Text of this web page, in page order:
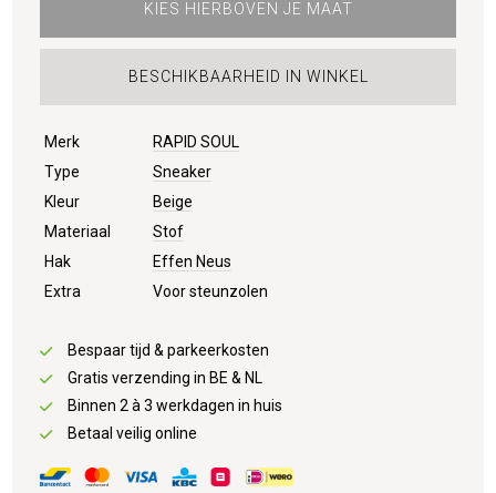
KIES HIERBOVEN JE MAAT
BESCHIKBAARHEID IN WINKEL
Merk
RAPID SOUL
Type
Sneaker
Kleur
Beige
Materiaal
Stof
Hak
Effen Neus
Extra
Voor steunzolen
Bespaar tijd & parkeerkosten
Gratis verzending in BE & NL
Binnen 2 à 3 werkdagen in huis
Betaal veilig online